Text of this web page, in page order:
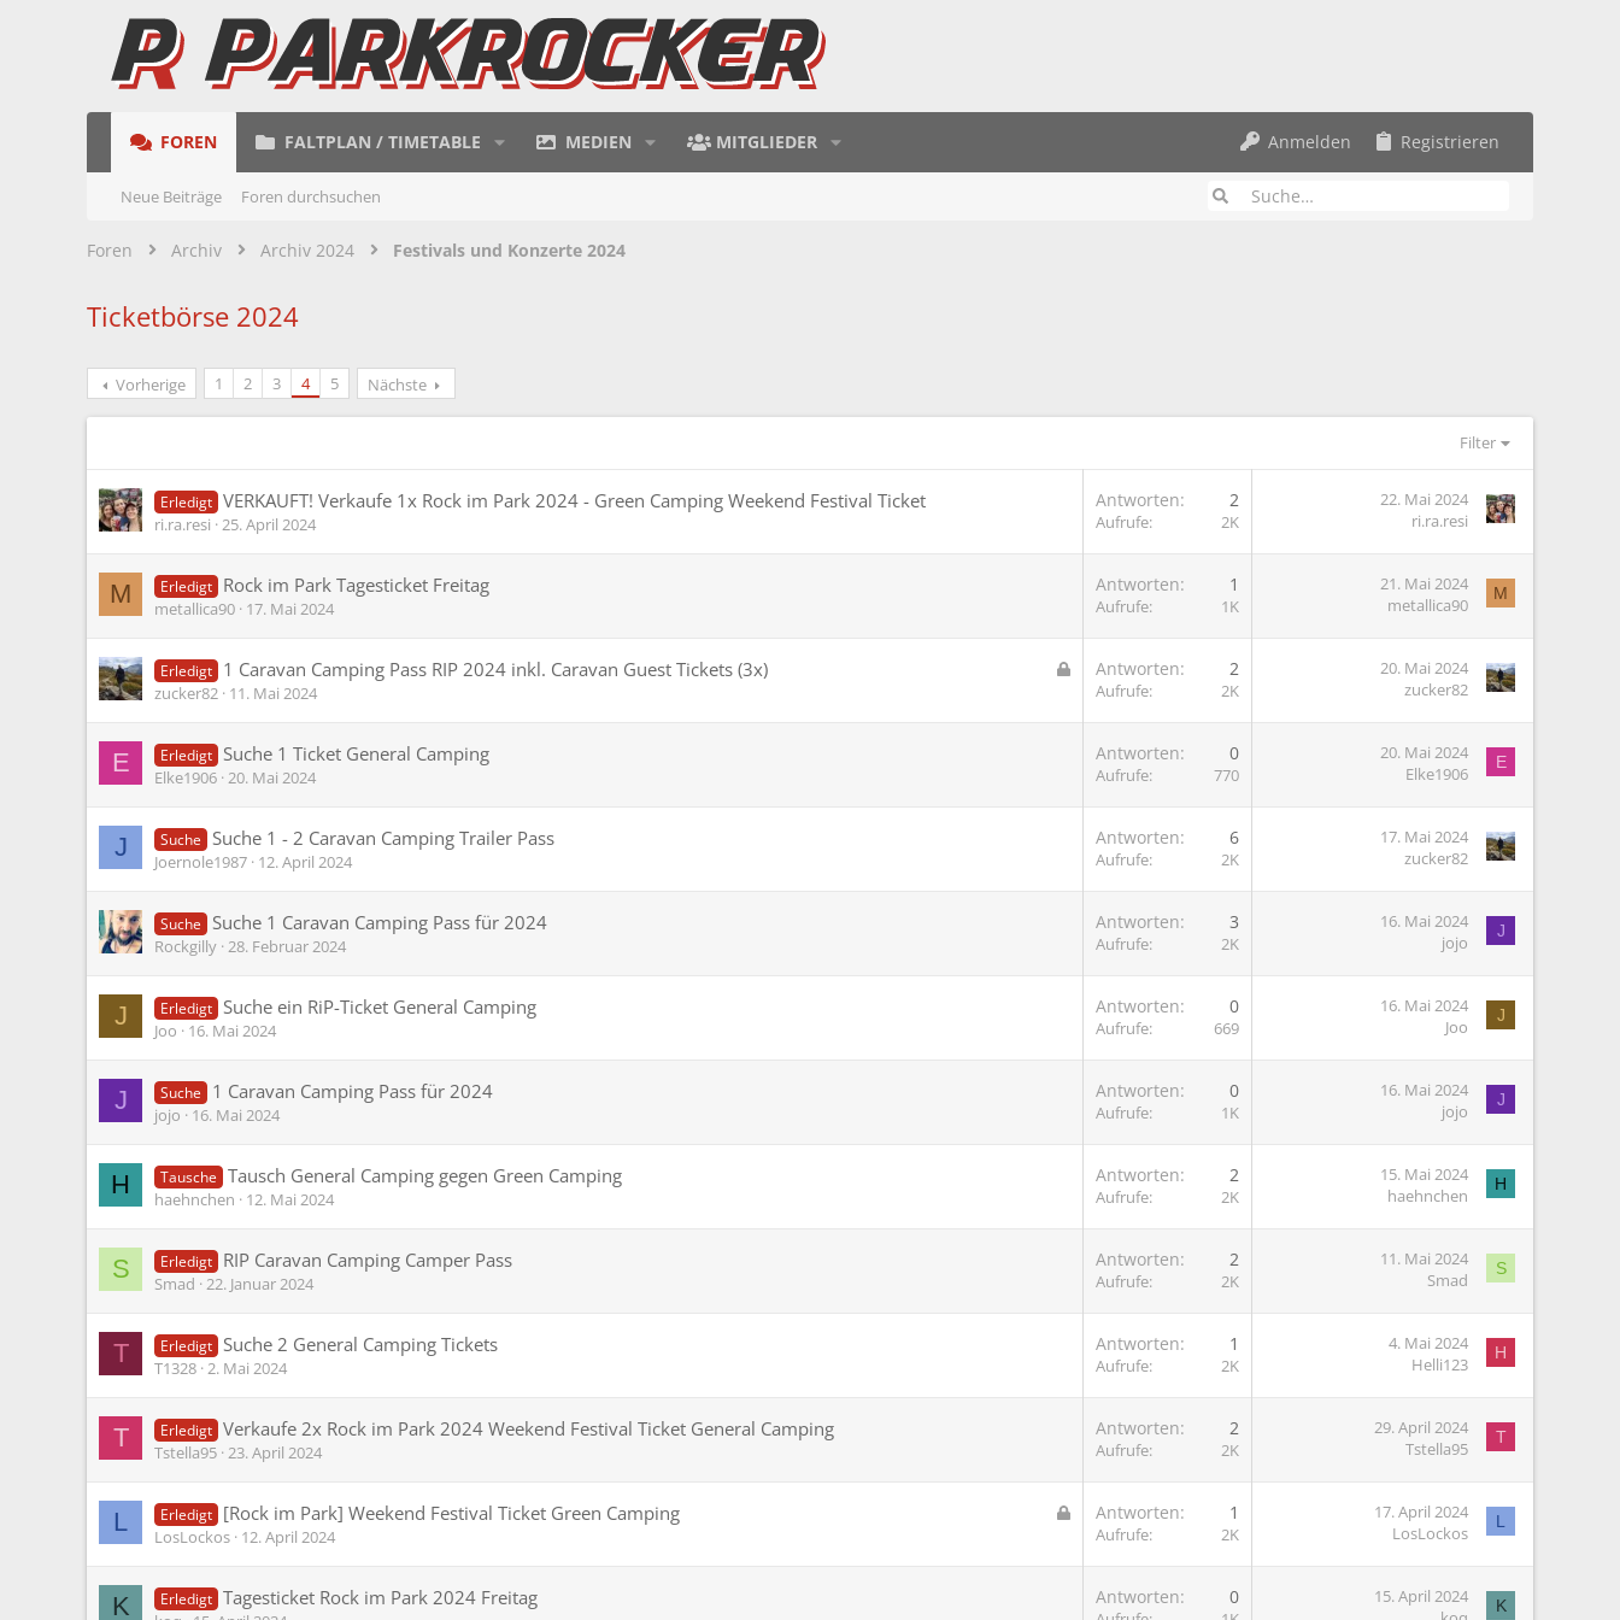
FOREN FALTPLAN / TIMETABLE MEDIEN MITGLIEDER Anmelden Registrieren
Neue Beiträge Foren durchsuchen
Foren Archiv Archiv 2024 Festivals und Konzerte 2024
Ticketbörse 2024
Vorherige 1 2 3 4 5 Nächste
Filter
Erledigt VERKAUFT! Verkaufe 1x Rock im Park 2024 - Green Camping Weekend Festival Ticket
ri.ra.resi 25. April 2024
Antworten 2
Aufrufe 2K
22. Mai 2024
ri.ra.resi
M Erledigt Rock im Park Tagesticket Freitag
metallica90 17. Mai 2024
Antworten 1
Aufrufe 1K
21. Mai 2024
metallica90
M
G
Erledigt 1 Caravan Camping Pass RIP 2024 inkl. Caravan Guest Tickets (3x)
zucker82 11. Mai 2024
Antworten 2
Aufrufe 2K
20. Mai 2024
zucker82
E Erledigt Suche 1 Ticket General Camping
Elke1906 20. Mai 2024
Antworten 0
Aufrufe 770
20. Mai 2024
Elke1906
E
J Suche Suche 1 - 2 Caravan Camping Trailer Pass
Joernole1987 12. April 2024
Antworten 6
Aufrufe 2K
17. Mai 2024
zucker82
Suche Suche 1 Caravan Camping Pass für 2024
Rockgilly 28. Februar 2024
Antworten 3
Aufrufe 2K
16. Mai 2024
jojo
J
J Erledigt Suche ein RiP-Ticket General Camping
Joo 16. Mai 2024
Antworten 0
Aufrufe 669
16. Mai 2024
Joo
J
J Suche 1 Caravan Camping Pass für 2024
jojo 16. Mai 2024
Antworten 0
Aufrufe 1K
16. Mai 2024
jojo
J
H Tausche Tausch General Camping gegen Green Camping
haehnchen 12. Mai 2024
Antworten 2
Aufrufe 2K
15. Mai 2024
haehnchen
H
S Erledigt RIP Caravan Camping Camper Pass
Smad 22. Januar 2024
Antworten 2
Aufrufe 2K
11. Mai 2024
Smad
S
T Erledigt Suche 2 General Camping Tickets
T1328 2. Mai 2024
Antworten 1
Aufrufe 2K
4. Mai 2024
Helli123
H
T Erledigt Verkaufe 2x Rock im Park 2024 Weekend Festival Ticket General Camping
Tstella95 23. April 2024
Antworten 2
Aufrufe 2K
29. April 2024
Tstella95
T
L
G
Erledigt [Rock im Park] Weekend Festival Ticket Green Camping
LosLockos 12. April 2024
Antworten 1
Aufrufe 2K
17. April 2024
LosLockos
L
K Erledigt Tagesticket Rock im Park 2024 Freitag Antworten 0
15. April 2024
K